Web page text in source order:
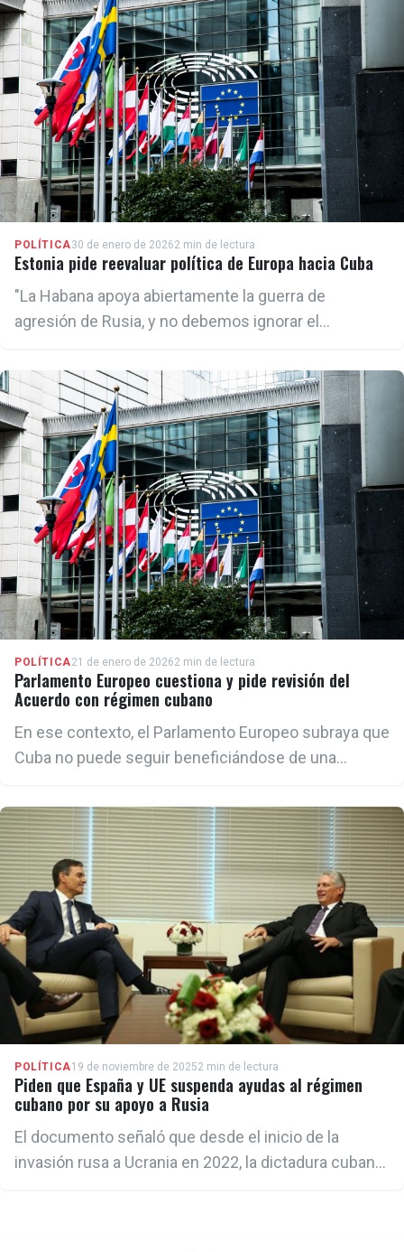
POLÍTICA30 de enero de 20262 min de lectura
Estonia pide reevaluar política de Europa hacia Cuba
"La Habana apoya abiertamente la guerra de
agresión de Rusia, y no debemos ignorar el
humanos", expresó Tsahkna en redes sociales el
jueves.
POLÍTICA21 de enero de 20262 min de lectura
Parlamento Europeo cuestiona y pide revisión del
Acuerdo con régimen cubano
En ese contexto, el Parlamento Europeo subraya que
Cuba no puede seguir beneficiándose de una
la que establece el ADPC.
POLÍTICA19 de noviembre de 20252 min de lectura
Piden que España y UE suspenda ayudas al régimen
cubano por su apoyo a Rusia
El documento señaló que desde el inicio de la
invasión rusa a Ucrania en 2022, la dictadura cubana